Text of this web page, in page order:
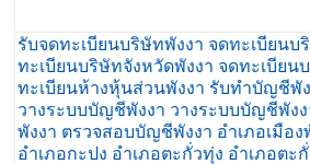
รับจดทะเบียนบริษัทพังงา จดทะเบียนบ
ทะเบียนบริษัทจังหวัดพังงา จดทะเบียน
ทะเบียนห้างหุ้นส่วนพังงา รับทำบัญชีพั
วางระบบบัญชีพังงา วางระบบบัญชีพัง
พังงา ตรวจสอบบัญชีพังงา อำเภอเมือง
อำเภอกะปง อำเภอตะกั่วทุ่ง อำเภอตะ